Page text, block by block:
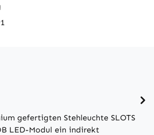
gefertigten Stehleuchte SLOTS
LED-Modul ein indirekt